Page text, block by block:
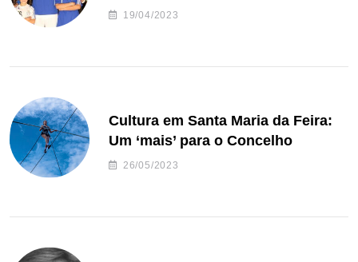
de andebol do Feirense
19/04/2023
Cultura em Santa Maria da Feira:
Um ‘mais’ para o Concelho
26/05/2023